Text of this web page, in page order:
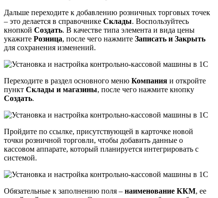
Дальше переходите к добавлению розничных торговых точек
– это делается в справочнике Склады. Воспользуйтесь
кнопкой Создать. В качестве типа элемента и вида цены
укажите Розница, после чего нажмите Записать и Закрыть
для сохранения изменений.
Переходите в раздел основного меню Компания и откройте
пункт Склады и магазины, после чего нажмите кнопку
Создать.
Пройдите по ссылке, присутствующей в карточке новой
точки розничной торговли, чтобы добавить данные о
кассовом аппарате, который планируется интегрировать с
системой.
Обязательные к заполнению поля – наименование ККМ, ее